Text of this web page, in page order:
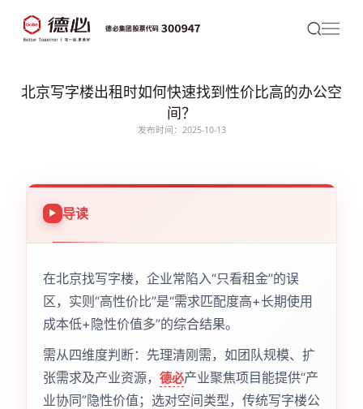
北京写字楼出租时如何快速找到性价比高的办公空
间？
发布时间：2025-10-13
导读
在北京找写字楼，企业常陷入“只看租金”的误
区，实则“高性价比”是“需求匹配度高+长期使用
成本低+隐性价值多”的综合结果。
需从四维度判断：先理清刚需，如团队规模、扩
张需求及产业资源， 德必产业聚焦项目能提供“产
业协同”隐性价值；选对空间类型，传统写字楼公